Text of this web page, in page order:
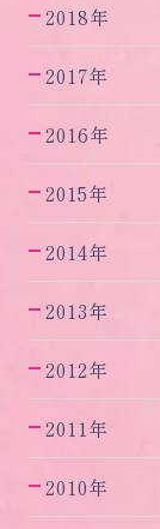
2018年
2017年
2016年
2015年
2014年
2013年
2012年
2011年
2010年